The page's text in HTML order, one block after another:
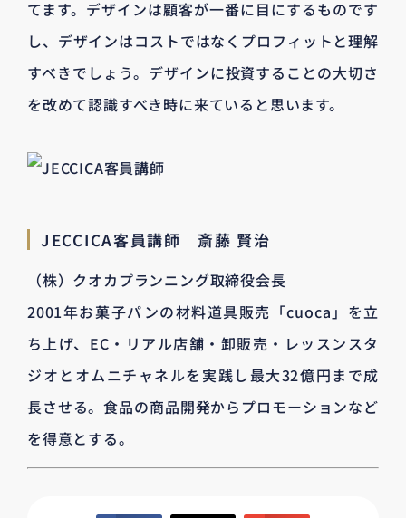
てます。デザインは顧客が一番に目にするものです
し、デザインはコストではなくプロフィットと理解
すべきでしょう。デザインに投資することの大切さ
を改めて認識すべき時に来ていると思います。
JECCICA客員講師 斎藤 賢治
（株）クオカプランニング取締役会長
2001年お菓子パンの材料道具販売「cuoca」を立
ち上げ、EC・リアル店舗・卸販売・レッスンスタ
ジオとオムニチャネルを実践し最大32億円まで成
長させる。食品の商品開発からプロモーションなど
を得意とする。